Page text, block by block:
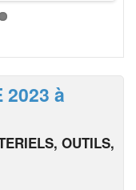
2023 à
OUTILS,